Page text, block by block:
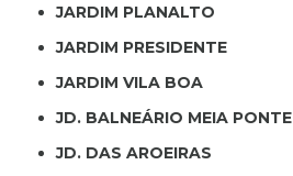
JARDIM PLANALTO
JARDIM PRESIDENTE
JARDIM VILA BOA
JD. BALNEÁRIO MEIA PONTE
JD. DAS AROEIRAS